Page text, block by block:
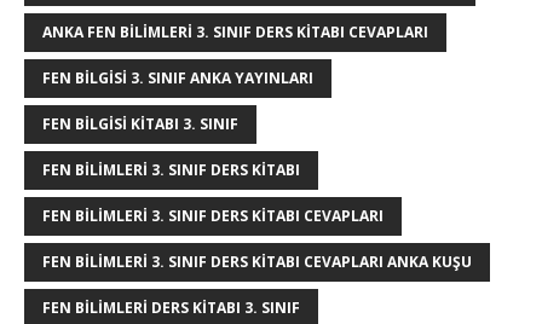
r st o
o
k
n p
p
g
e
ANKA FEN BILIMLERI 3. SINIF DERS KITABI CEVAPLARI
FEN BILGISI 3. SINIF ANKA YAYINLARI
FEN BILGISI KITABI 3. SINIF
FEN BILIMLERI 3. SINIF DERS KITABI
FEN BILIMLERI 3. SINIF DERS KITABI CEVAPLARI
FEN BILIMLERI 3. SINIF DERS KITABI CEVAPLARI ANKA KUŞU
FEN BILIMLERI DERS KITABI 3. SINIF